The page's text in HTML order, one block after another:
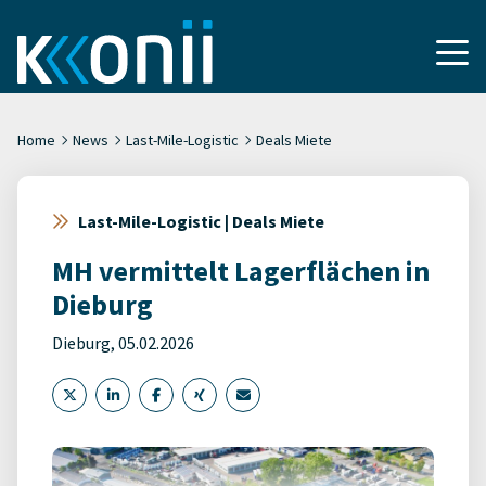
Home News Last-Mile-Logistic Deals Miete
Last-Mile-Logistic | Deals Miete
MH vermittelt Lagerflächen in
Dieburg
Dieburg, 05.02.2026